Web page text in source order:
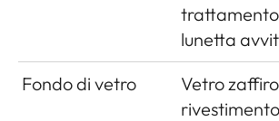
lunetta
Fondo di vetro
Vetro